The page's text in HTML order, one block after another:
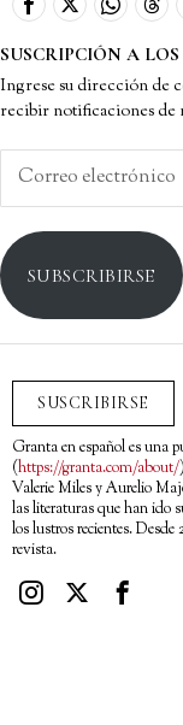
SUSCRIPCIÓN A
Ingrese su dirección de
recibir notificaciones de
electrónico
SUBSCRIBIRSE
SUSCRIBIRSE
Granta en español es una
(https://granta.com/about/
Valerie Miles y Aurelio
las literaturas que han ido
los lustros recientes.
revista.